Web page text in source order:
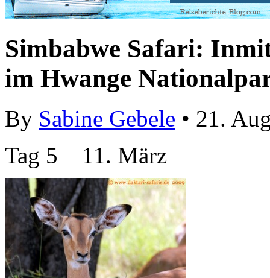
Simbabwe Safari:
im Hwange
By Sabine Gebele • 21.
Tag 5 11. März